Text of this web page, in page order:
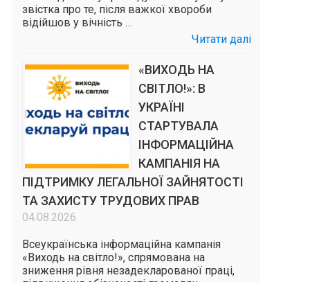
звістка про те, після важкої хвороби
відійшов у вічність …
Читати далі
«ВИХОДЬ НА
СВІТЛО!»: В
УКРАЇНІ
СТАРТУВАЛА
ІНФОРМАЦІЙНА
КАМПАНІЯ НА
ПІДТРИМКУ ЛЕГАЛЬНОЇ ЗАЙНЯТОСТІ
ТА ЗАХИСТУ ТРУДОВИХ ПРАВ
04.08.2026
Всеукраїнська інформаційна кампанія
«Виходь на світло!», спрямована на
зниження рівня незадекларованої праці,